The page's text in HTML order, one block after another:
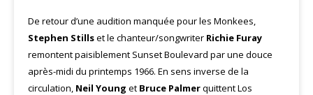
De retour d’une audition manquée pour les Monkees,
Stephen Stillset le chanteur/songwriter Richie Furay
remontent paisiblement Sunset Boulevard par une douce
après-midi du printemps 1966. En sens inverse de la
circulation, Neil Young et Bruce Palmerquittent Los